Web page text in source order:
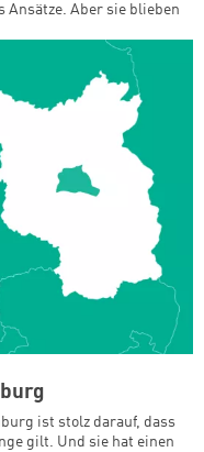
Ansätze. Aber sie blieben
ist stolz darauf, dass
gilt. Und sie hat einen